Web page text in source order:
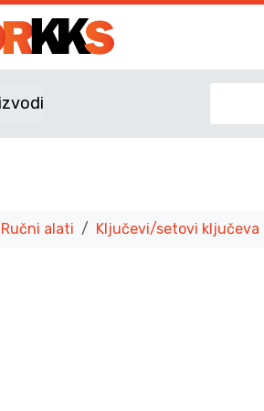
Ručni alati Ključevi/setovi ključeva